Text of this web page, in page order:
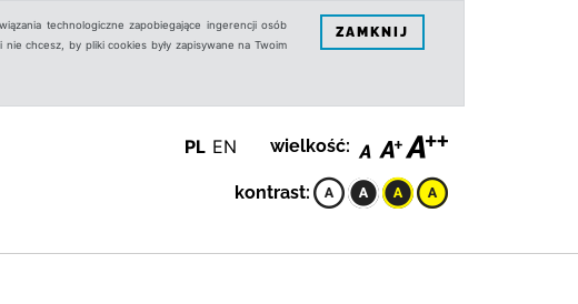
technologiczne zapobiegające ingerencji osób
chcesz, by pliki cookies były zapisywane na Twoim
ZAMKNIJ
PL EN wielkość:
kontrast: